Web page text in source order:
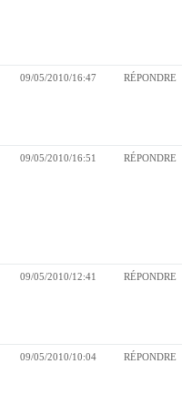
09/05/2010/16:47 RÉPONDRE
09/05/2010/16:51 RÉPONDRE
09/05/2010/12:41 RÉPONDRE
09/05/2010/10:04 RÉPONDRE